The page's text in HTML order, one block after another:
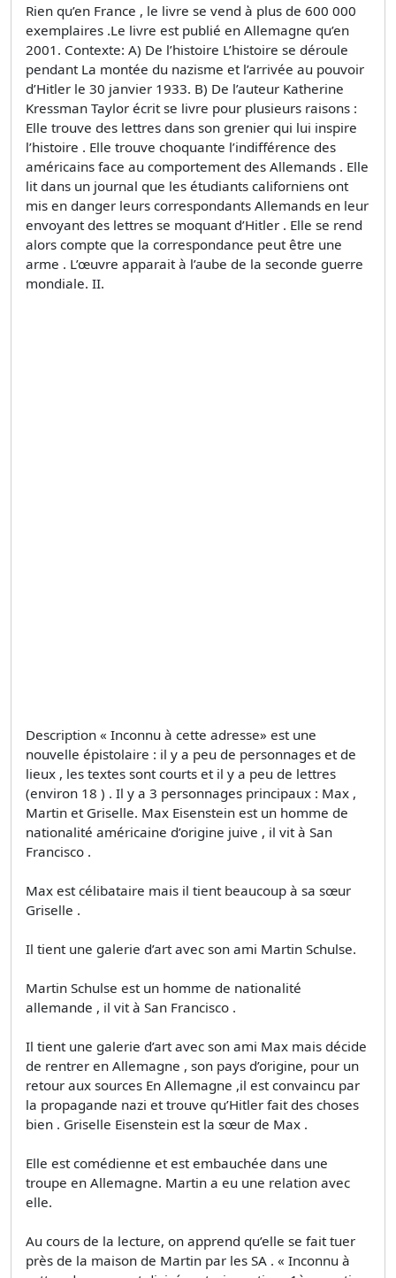
Rien qu’en France , le livre se vend à plus de 600 000
exemplaires .Le livre est publié en Allemagne qu’en
2001. Contexte: A) De l’histoire L’histoire se déroule
pendant La montée du nazisme et l’arrivée au pouvoir
d’Hitler le 30 janvier 1933. B) De l’auteur Katherine
Kressman Taylor écrit se livre pour plusieurs raisons :
Elle trouve des lettres dans son grenier qui lui inspire
l’histoire . Elle trouve choquante l’indifférence des
américains face au comportement des Allemands . Elle
lit dans un journal que les étudiants californiens ont
mis en danger leurs correspondants Allemands en leur
envoyant des lettres se moquant d’Hitler . Elle se rend
alors compte que la correspondance peut être une
arme . L’œuvre apparait à l’aube de la seconde guerre
mondiale. II.
Description « Inconnu à cette adresse» est une
nouvelle épistolaire : il y a peu de personnages et de
lieux , les textes sont courts et il y a peu de lettres
(environ 18 ) . Il y a 3 personnages principaux : Max ,
Martin et Griselle. Max Eisenstein est un homme de
nationalité américaine d’origine juive , il vit à San
Francisco .
Max est célibataire mais il tient beaucoup à sa sœur
Griselle .
Il tient une galerie d’art avec son ami Martin Schulse.
Martin Schulse est un homme de nationalité
allemande , il vit à San Francisco .
Il tient une galerie d’art avec son ami Max mais décide
de rentrer en Allemagne , son pays d’origine, pour un
retour aux sources En Allemagne ,il est convaincu par
la propagande nazi et trouve qu’Hitler fait des choses
bien . Griselle Eisenstein est la sœur de Max .
Elle est comédienne et est embauchée dans une
troupe en Allemagne. Martin a eu une relation avec
elle.
Au cours de la lecture, on apprend qu’elle se fait tuer
près de la maison de Martin par les SA . « Inconnu à